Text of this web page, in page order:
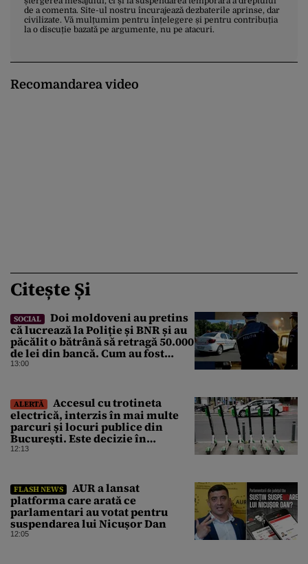
de a comenta. Site-ul nostru încurajează dezbaterile aprinse, dar
civilizate. Vă mulțumim pentru înțelegere și pentru contribuția
la o discuție bazată pe argumente, nu pe atacuri.
Recomandarea video
Citește Și
SOCIAL
Doi moldoveni au pretins
că lucrează la Poliție și BNR și au
păcălit o bătrână să retragă 50.000
de lei din bancă. Cum au fost
prinși
13:00
ALERTĂ
Accesul cu trotineta
electrică, interzis în mai multe
parcuri și locuri publice din
București. Este decizie în
premieră, iar amenzile sunt
12:13
FLASH NEWS
AUR a lansat
platforma care arată ce
parlamentari au votat pentru
suspendarea lui Nicușor Dan
12:05